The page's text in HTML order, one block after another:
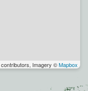
contributors, Imagery ©Mapbox